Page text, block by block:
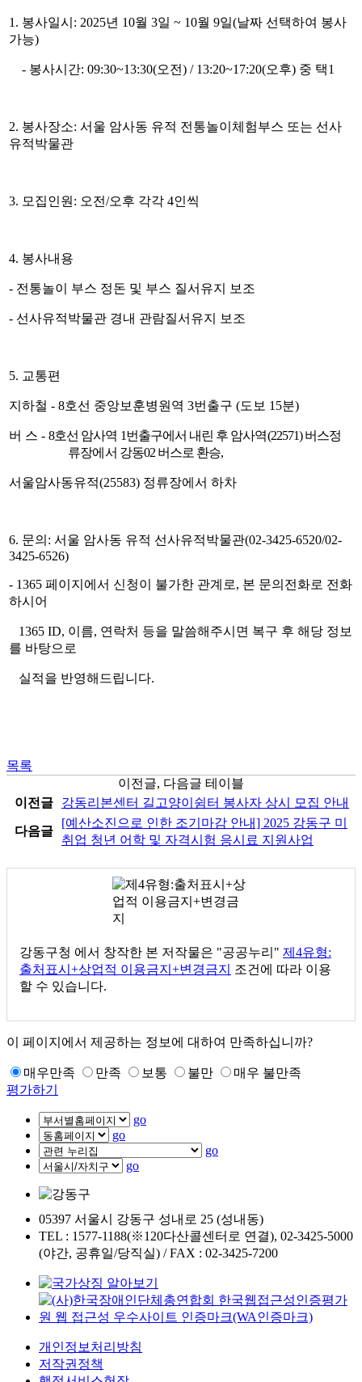
1. 봉사일시 : 2025년 10월 3일 ~ 10월 9일(날짜 선택하여 봉사
가능)
- 봉사시간: 09:30~13:30(오전) / 13:20~17:20(오후) 중 택1
2. 봉사장소: 서울 암사동 유적 전통놀이체험부스 또는 선사
유적박물관
3. 모집인원 : 오전/오후 각각 4인씩
4. 봉사내용
- 전통놀이 부스 정돈 및 부스 질서유지 보조
- 선사유적박물관 경내 관람질서유지 보조
5. 교통편
지하철 - 8호선 중앙보훈병원역 3번출구 (도보 15분)
버 스 - 8호선 암사역 1번출구에서 내린 후 암사역(22571)버스정
류장에서 강동02 버스로 환승,
서울암사동유적(25583) 정류장에서 하차
6. 문의 : 서울 암사동 유적 선사유적박물관(02-3425-6520/02-
3425-6526)
- 1365 페이지에서 신청이 불가한 관계로, 본 문의전화로 전화
하시어
1365 ID, 이름, 연락처 등을 말씀해주시면 복구 후 해당 정보
를 바탕으로
실적을 반영해드립니다.
목록
이전글, 다음글 테이블
이전글
강동리본센터 길고양이쉼터 봉사자 상시 모집 안내
다음글
[예산소진으로 인한 조기마감 안내] 2025 강동구 미
취업 청년 어학 및 자격시험 응시료 지원사업
강동구청 에서 창작한 본 저작물은 "공공누리" 제4유형:
출처표시+상업적 이용금지+변경금지
조건에 따라 이용
할 수 있습니다.
이 페이지에서 제공하는 정보에 대하여 만족하십니까?
매우만족 만족 보통 불만
매우 불만족
평가하기
go
go
go
go
05397 서울시 강동구 성내로 25 (성내동)
TEL : 1577-1188(※120다산콜센터로 연결), 02-3425-5000
(야간, 공휴일/당직실) / FAX : 02-3425-7200
개인정보처리방침
저작권정책